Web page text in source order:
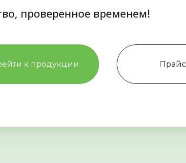
проверенное временем!
к продукции